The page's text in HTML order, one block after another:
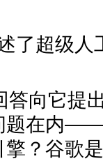
了超级
答向它提
题在内
？谷歌